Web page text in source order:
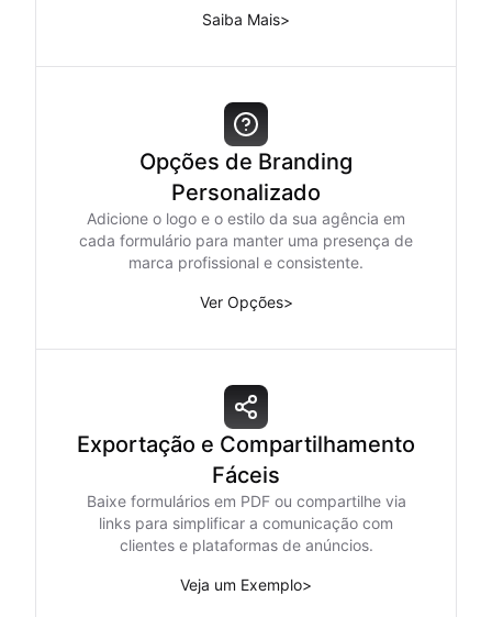
Saiba Mais>
Opções de Branding
Personalizado
Adicione o logo e o estilo da sua agência em
cada formulário para manter uma presença de
marca profissional e consistente.
Ver Opções>
Exportação e Compartilhamento
Fáceis
Baixe formulários em PDF ou compartilhe via
links para simplificar a comunicação com
clientes e plataformas de anúncios.
Veja um Exemplo>